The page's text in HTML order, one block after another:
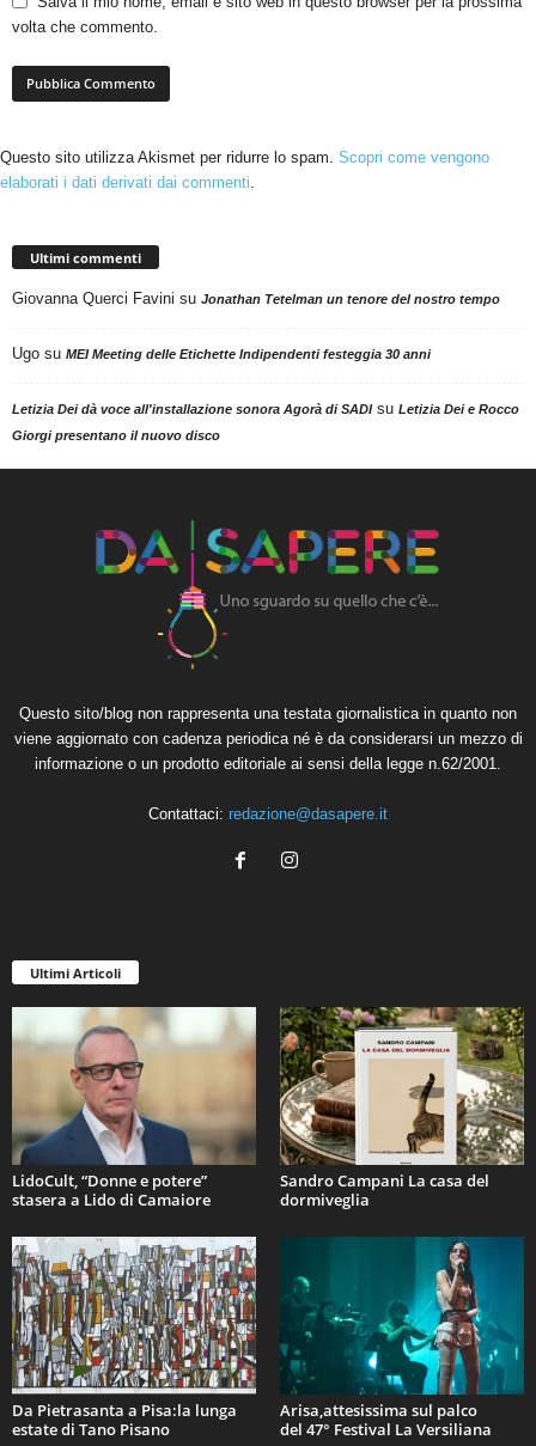
volta che commento.
Questo sito utilizza Akismet per ridurre lo spam. Scopri come vengono
elaborati i dati derivati dai commenti.
Ultimi commenti
Giovanna Querci Favini su Jonathan Tetelman un tenore del nostro tempo
Ugo su MEI Meeting delle Etichette Indipendenti festeggia 30 anni
Letizia Dei dà voce all'installazione sonora Agorà di SADIsu Letizia Dei e Rocco
Giorgi presentano il nuovo disco
Questo sito/blog non rappresenta una testata giornalistica in quanto non
viene aggiornato con cadenza periodica né è da considerarsi un mezzo di
informazione o un prodotto editoriale ai sensi della legge n.62/2001.
Contattaci: redazione@dasapere.it
Ultimi Articoli
LidoCult, “Donne e potere”
stasera a Lido di Camaiore
Sandro Campani La casa del
dormiveglia
Da Pietrasanta a Pisa:la lunga
estate di Tano Pisano
Arisa,attesissima sul palco
del 47° Festival La Versiliana